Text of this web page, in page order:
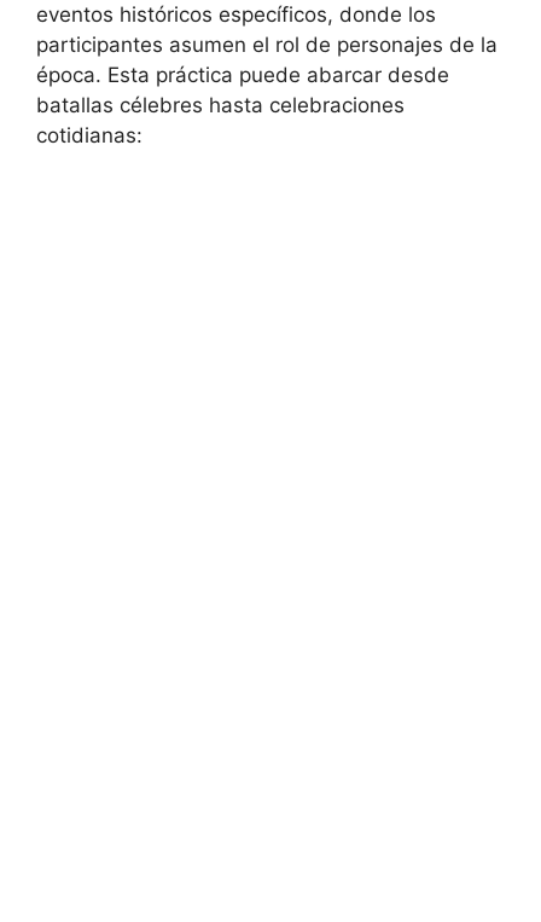
eventos históricos específicos, donde los
participantes asumen el rol de personajes de la
época. Esta práctica puede abarcar desde
batallas célebres hasta celebraciones
cotidianas: